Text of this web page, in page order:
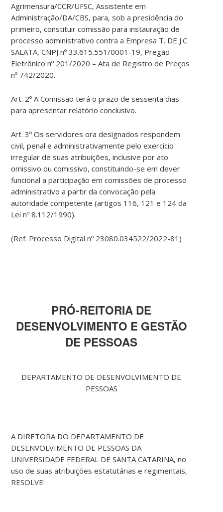
Agrimensura/CCR/UFSC, Assistente em
Administração/DA/CBS, para, sob a presidência do
primeiro, constituir comissão para instauração de
processo administrativo contra a Empresa T. DE J.C.
SALATA, CNPJ nº 33.615.551/0001-19, Pregão
Eletrônico nº 201/2020 – Ata de Registro de Preços
nº 742/2020.
Art. 2º A Comissão terá o prazo de sessenta dias
para apresentar relatório conclusivo.
Art. 3º Os servidores ora designados respondem
civil, penal e administrativamente pelo exercício
irregular de suas atribuições, inclusive por ato
omissivo ou comissivo, constituindo-se em dever
funcional a participação em comissões de processo
administrativo a partir da convocação pela
autoridade competente (artigos 116, 121 e 124 da
Lei nº 8.112/1990).
(Ref. Processo Digital nº 23080.034522/2022-81)
PRÓ-REITORIA DE
DESENVOLVIMENTO E GESTÃO
DE PESSOAS
DEPARTAMENTO DE DESENVOLVIMENTO DE
PESSOAS
A DIRETORA DO DEPARTAMENTO DE
DESENVOLVIMENTO DE PESSOAS DA
UNIVERSIDADE FEDERAL DE SANTA CATARINA, no
uso de suas atribuições estatutárias e regimentais,
RESOLVE: